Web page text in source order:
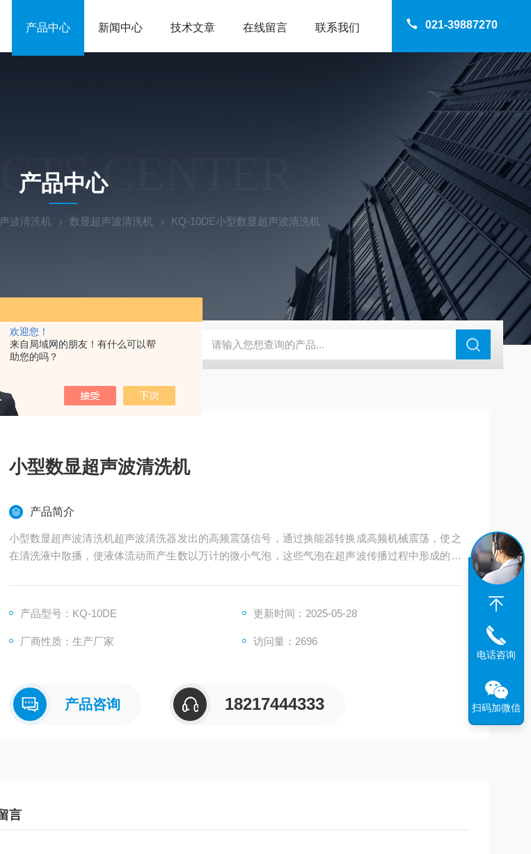
欢迎您！
来自局域网的朋友！有什么可以帮
助您的吗？
021-39887270
产品中心 新闻中心 技术文章 在线留言 联系我们
CENTER
产品中心
波清洗机 数显超声波清洗机 KQ-10DE小型数显超声波清洗机
,工业式超声波清洗机-722紫外可见分光光度计 高剪切均质分散机,成套反应釜装置,工业式超声波清洗机-722紫外可见分光光度计 高剪切均质分散机,成套反应釜装置,工业式超声波清洗机-722紫外可见分光光度计 高剪切均质分散机,成套反应釜装置,工业式超声波清洗机-722紫外可见分光光度计 高剪切均质分散机,成套反应釜装置,工业式超声波清洗机-722紫外可见分光光度计 高剪切均质分散机,成套反应釜装置,工业式超声波清洗机-722紫外可见分光光度计
小型数显超声波清洗机
产品简介
小型数显超声波清洗机超声波清洗器发出的高频震荡信号，通过换能器转换成高频机械震荡，使之
在清洗液中散播，使液体流动而产生数以万计的微小气泡，这些气泡在超声波传播过程中形成的负
果。产品型号：KQ-10DE 更新时间：2025-05-28
厂商性质：生产厂家 访问量：2696
产品咨询 18217444333
言
电话咨询
扫码加微信